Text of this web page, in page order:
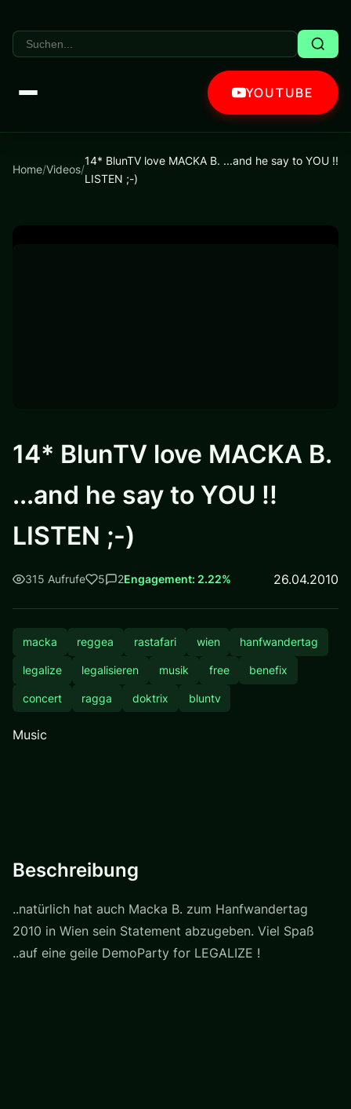
YOUTUBE
Home/Videos/
14* BlunTV love MACKA B. ...and he say to YOU !!
LISTEN ;-)
14* BlunTV love MACKA B.
...and he say to YOU !!
LISTEN ;-)
315 Aufrufe 5 2Engagement: 2.22% 26.04.2010
macka reggea rastafari wien hanfwandertag
legalize legalisieren musik free benefix
concert ragga doktrix bluntv
Music
Beschreibung
..natürlich hat auch Macka B. zum Hanfwandertag
2010 in Wien sein Statement abzugeben. Viel Spaß
..auf eine geile DemoParty for LEGALIZE !